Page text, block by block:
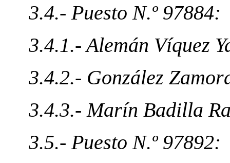
3.4.- Puesto N.º 97884:
3.4.1.- Alemán Víquez
3.4.2.- González
3.4.3.- Marín Badilla
3.5.- Puesto N.º 97892: